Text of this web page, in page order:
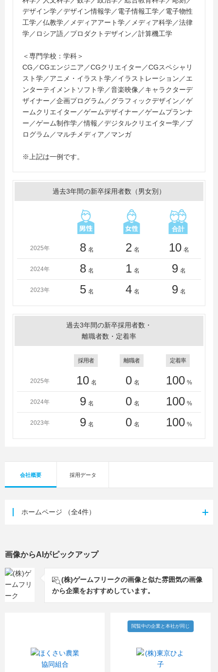
・ランカスター大学大学院
＜海外大学＞
・バーリ大学
・ポーランド日本情報工科大学
・香港科技大学
デザイン学／デザイン情報学／電子情報工学／電子物性
工学／仏教学／メディアアート学／メディア科学／法律
学／ロシア語／プロダクトデザイン／計算機工学
＜専門学校：学科＞
CG／CGエンジニア／CGクリエイター／CGスペシャリ
スト学／アニメ・イラスト学／イラストレーション／エ
ンターテイメントソフト学／音楽映像／キャラクターデ
ザイナー／企画プログラム／グラフィックデザイン／ゲ
ームクリエイター／ゲームデザイナー／ゲームプランナ
ー／ゲーム制作学／情報／デジタルクリエイター学／プ
ログラム／マルチメディア／マンガ
※上記は一例です。
過去3年間の新卒採用者数（男女別）
2025年 8 名 2 名 10 名
2024年 8 名 1 名 9 名
2023年 5 名 4 名 9 名
過去3年間の新卒採用者数・
離職者数・定着率
採用者 離職者 定着率
2025年 10 名 0 名 100 %
2024年 9 名 0 名 100 %
2023年 9 名 0 名 100 %
会社概要 採用データ
ホームページ （全4件）
画像からAIがピックアップ
(株)ゲームフリークの画像と似た雰囲気の画像
から企業をおすすめしています。
閲覧中の企業と本社が同じ